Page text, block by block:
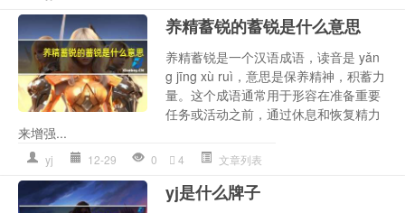
养精蓄锐的蓄锐是什么意思
养精蓄锐是一个汉语成语，读音是 yǎn
g jīng xù ruì，意思是保养精神，积蓄力
量。这个成语通常用于形容在准备重要
任务或活动之前，通过休息和恢复精力
来增强...
yj 12-29 0 4 文章列表
yj是什么牌子